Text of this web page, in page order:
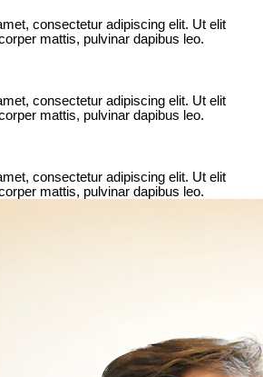
consectetur adipiscing elit. Ut elit
mattis, pulvinar dapibus leo.
consectetur adipiscing elit. Ut elit
mattis, pulvinar dapibus leo.
consectetur adipiscing elit. Ut elit
mattis, pulvinar dapibus leo.